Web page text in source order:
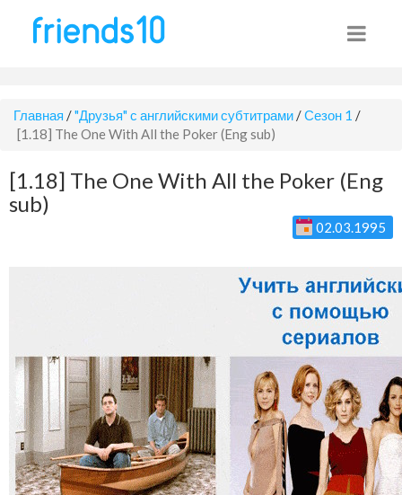
Главная /"Друзья" с английскими субтитрами /Сезон 1 /
[1.18] The One With All the Poker (Eng sub)
[1.18] The One With All the Poker (Eng
sub)
02.03.1995